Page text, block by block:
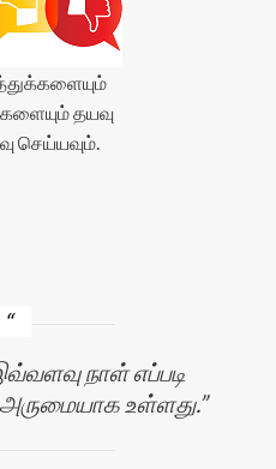
தயவு
செய்யவும்.
நாள் எப்படி
அருமையாக உள்ளது.